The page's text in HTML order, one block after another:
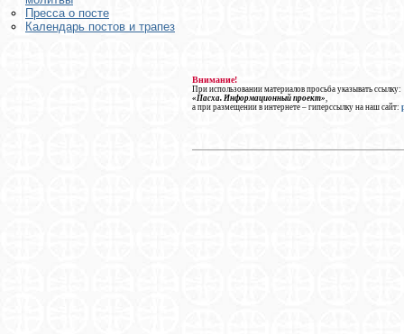
Пресса о посте
Календарь постов и трапез
Внимание!
При использовании материалов просьба указывать ссылку:
«Пасха. Информационный проект»
а при размещении в интернете – гиперссылку на наш сайт: